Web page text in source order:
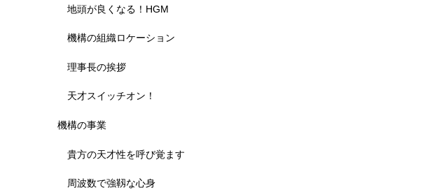
地頭が良くなる！HGM
機構の組織ロケーション
理事長の挨拶
天才スイッチオン！
機構の事業
貴方の天才性を呼び覚ます
周波数で強靱な心身